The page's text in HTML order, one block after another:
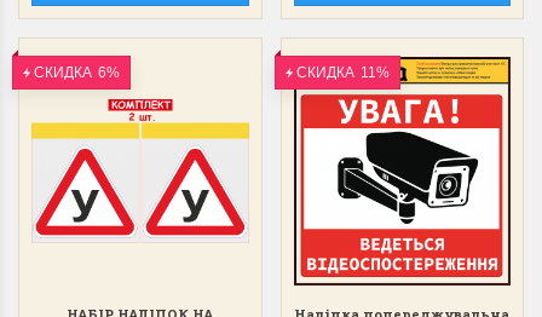
СКИДКА 6%
НАБІР НАЛІПОК НА
СКИДКА 11%
Наліпка попереджувальна